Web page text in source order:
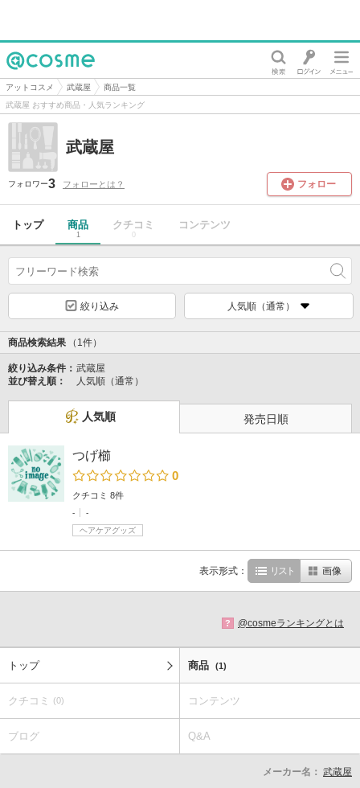
@cosme
アットコスメ 武蔵屋
商品一覧
武蔵屋 おすすめ商品・人気ランキング
武蔵屋
フォロワー3 フォローとは？ フォロー
トップ 商品
1
クチコミ
0
コンテンツ
絞り込み 人気順（通常）
商品検索結果 （1件）
絞り込み条件： 武蔵屋
並び替え順：
人気順（通常）
人気順 発売日順
つげ櫛
0
クチコミ 8件
-
-
ヘアケアグッズ
表示形式： リスト 画像
? @cosmeランキングとは
トップ 商品 (1)
クチコミ (0) コンテンツ
ブログ Q&A
メーカー名： 武蔵屋